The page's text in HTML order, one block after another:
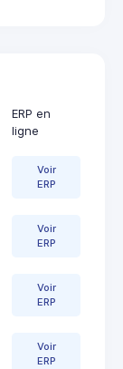
ERP en
ligne
Voir
ERP
Voir
ERP
Voir
ERP
Voir
ERP